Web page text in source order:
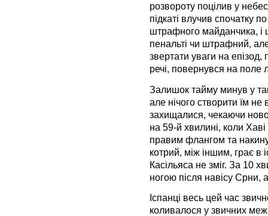
розвороту поцілив у
підкаті влучив спочатку
штрафного майданчика, і
пенальті чи штрафний,
звертати уваги на
речі, повернувся на поле
Залишок тайму минув у
але нічого створити їм
захищалися, чекаючи
на 59-й хвилині, коли
правим флангом та
котрий, між іншим, грає в
Касільяса не зміг. За 10
ногою після навісу Срни,
Іспанці весь цей час
коливалося у звичних